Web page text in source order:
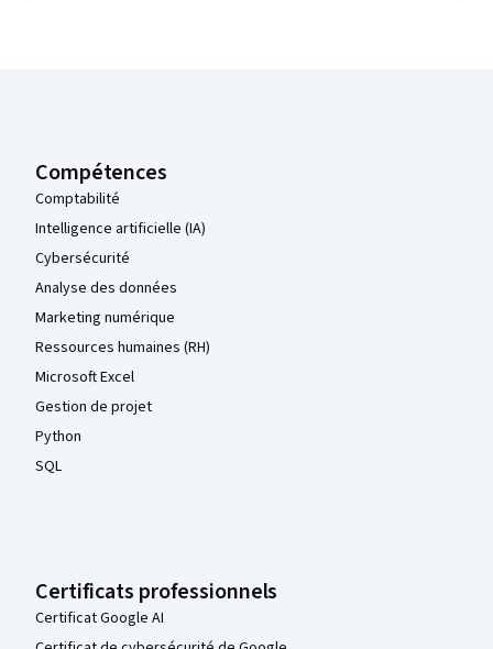
Compétences
Comptabilité
Intelligence artificielle (IA)
Cybersécurité
Analyse des données
Marketing numérique
Ressources humaines (RH)
Microsoft Excel
Gestion de projet
Python
SQL
Certificats professionnels
Certificat Google AI